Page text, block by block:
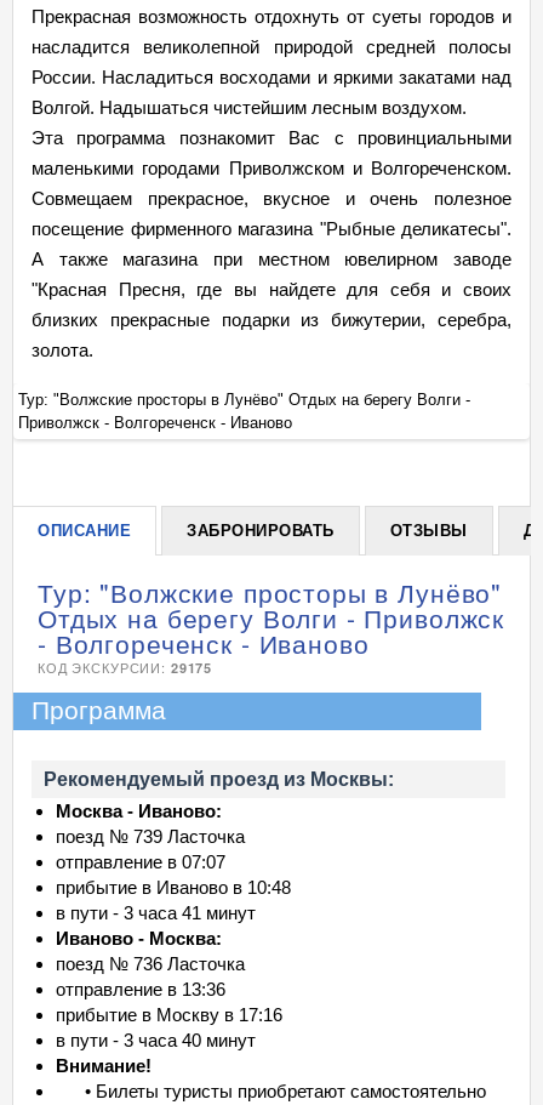
Прекрасная возможность отдохнуть от суеты городов и
насладится великолепной природой средней полосы
России. Насладиться восходами и яркими закатами над
Волгой. Надышаться чистейшим лесным воздухом.
Эта программа познакомит Вас с провинциальными
маленькими городами Приволжском и Волгореченском.
Совмещаем прекрасное, вкусное и очень полезное
посещение фирменного магазина "Рыбные деликатесы".
А также магазина при местном ювелирном заводе
"Красная Пресня, где вы найдете для себя и своих
близких прекрасные подарки из бижутерии, серебра,
золота.
+
Тур: "Волжские просторы в Лунёво" Отдых на берегу Волги -
Приволжск - Волгореченск - Иваново
ОПИСАНИЕ ЗАБРОНИРОВАТЬ ОТЗЫВЫ
Тур: "Волжские просторы в Лунёво"
Отдых на берегу Волги - Приволжск
- Волгореченск - Иваново
КОД ЭКСКУРСИИ: 29175
Программа
Рекомендуемый проезд из Москвы:
Москва - Иваново:
поезд № 739 Ласточка
отправление в 07:07
прибытие в Иваново в 10:48
в пути - 3 часа 41 минут
Иваново - Москва:
поезд № 736 Ласточка
отправление в 13:36
прибытие в Москву в 17:16
в пути - 3 часа 40 минут
Внимание!
• Билеты туристы приобретают самостоятельно